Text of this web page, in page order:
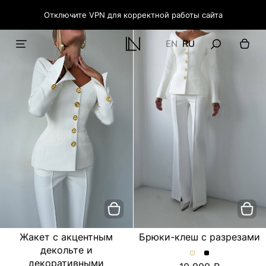
Отключите VPN для корректной работы сайта
EN RU
Жакет с акцентным
декольте и
декоративными
Брюки-клеш с разрезами
Брюки-Брюки-